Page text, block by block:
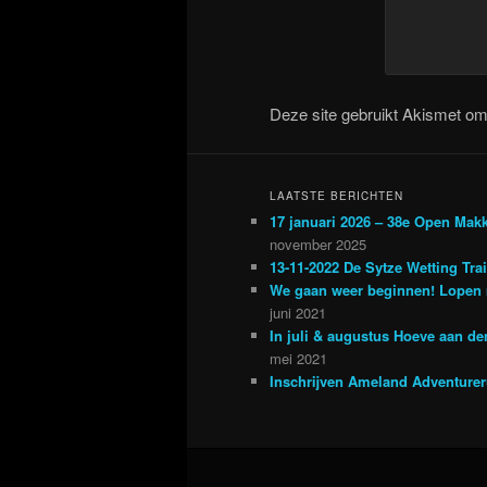
Deze site gebruikt Akismet
LAATSTE BERICHTEN
17 januari 2026 – 38e Open
november 2025
13-11-2022 De Sytze Wetting
We gaan weer beginnen!
juni 2021
In juli & augustus Hoeve aan
mei 2021
Inschrijven Ameland